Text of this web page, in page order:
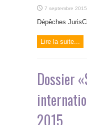
7 septembre 2015
Dépêches
Lire la suite...
Dossier
2015